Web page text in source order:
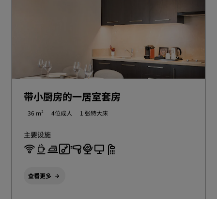
带小厨房的一居室套房
36 m² 4位成人 1 张特大床
主要设施
查看更多